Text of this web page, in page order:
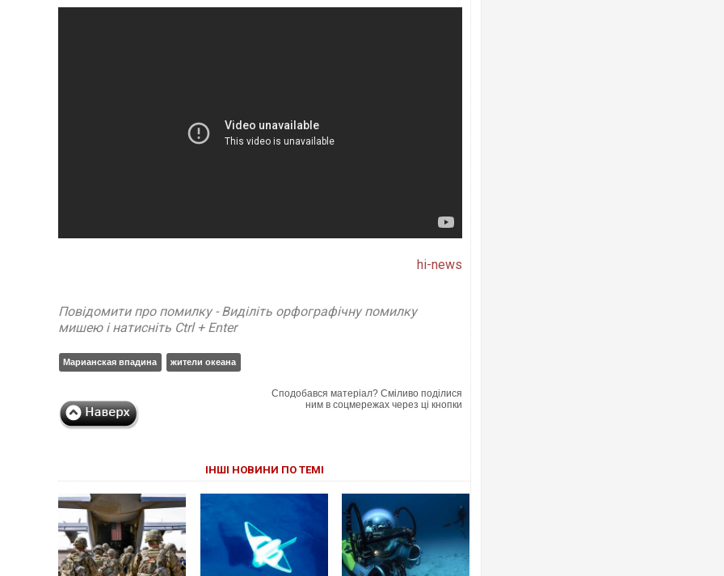
hi-news
Повідомити про помилку - Виділіть орфографічну помилку
мишею і натисніть Ctrl + Enter
Марианская впадина жители океана
Сподобався матеріал? Сміливо поділися
ним в соцмережах через ці кнопки
ІНШІ НОВИНИ ПО ТЕМІ